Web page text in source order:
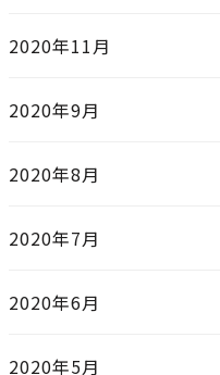
2020年11月
2020年9月
2020年8月
2020年7月
2020年6月
2020年5月